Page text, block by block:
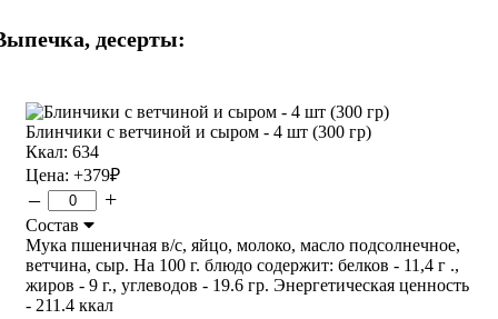
десерты:
Блинчики с ветчиной и сыром - 4 шт (300 гр)
Ккал: 634
Цена: +379₽
– +
Состав
Мука пшеничная в/с, яйцо, молоко, масло подсолнечное,
ветчина, сыр. На 100 г. блюдо содержит: белков - 11,4 г .,
жиров - 9 г., углеводов - 19.6 гр. Энергетическая ценность
- 211.4 ккал